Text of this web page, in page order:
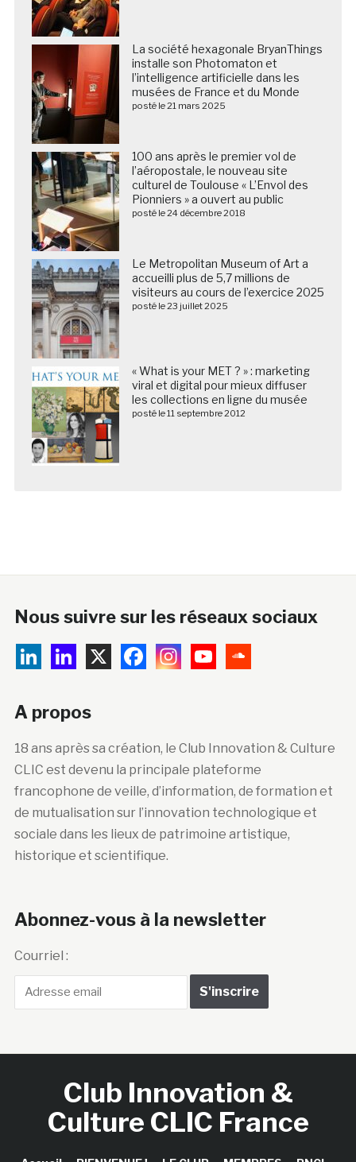
La société hexagonale BryanThings
installe son Photomaton et
l’intelligence artificielle dans les
musées de France et du Monde
posté le 21 mars 2025
100 ans après le premier vol de
l’aéropostale, le nouveau site
culturel de Toulouse « L’Envol des
Pionniers » a ouvert au public
posté le 24 décembre 2018
Le Metropolitan Museum of Art a
accueilli plus de 5,7 millions de
visiteurs au cours de l’exercice 2025
posté le 23 juillet 2025
« What is your MET ? » : marketing
viral et digital pour mieux diffuser
les collections en ligne du musée
posté le 11 septembre 2012
Nous suivre sur les réseaux sociaux
A propos
18 ans après sa création, le Club Innovation & Culture
CLIC est devenu la principale plateforme
francophone de veille, d’information, de formation et
de mutualisation sur l’innovation technologique et
sociale dans les lieux de patrimoine artistique,
historique et scientifique.
Abonnez-vous à la newsletter
Courriel :
Club Innovation &
Culture CLIC France